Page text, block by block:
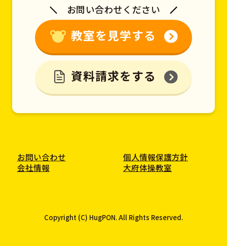
お問い合わせください
教室を見学する
資料請求をする
お問い合わせ
個人情報保護方針
会社情報
大府体操教室
Copyright (C) HugPON. All Rights Reserved.